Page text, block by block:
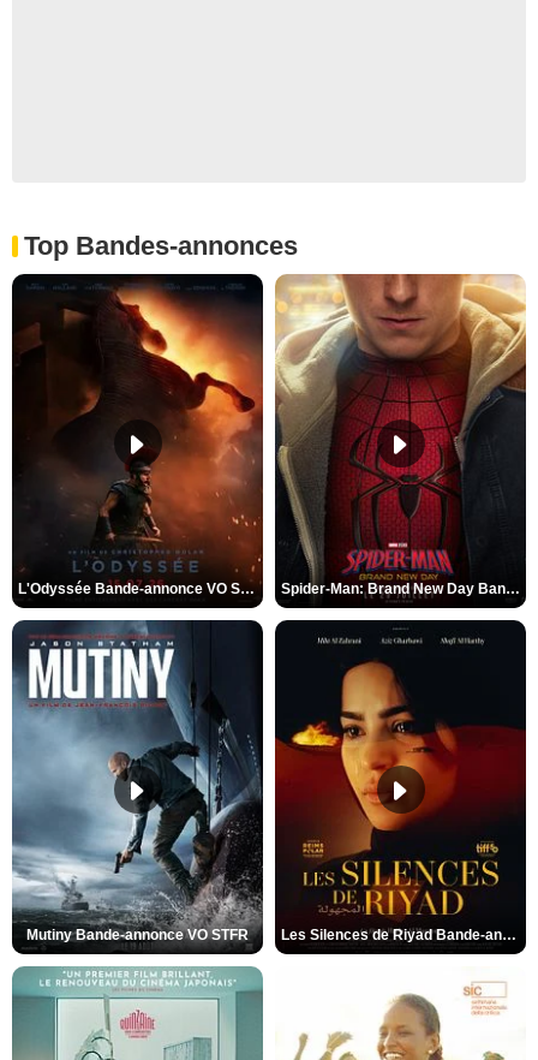
Top Bandes-annonces
L'Odyssée Bande-annonce VO STFR Spider-Man: Brand New Day Bande-annonce VO STFR
Mutiny Bande-annonce VO STFR Les Silences de Riyad Bande-annonce VO STFR